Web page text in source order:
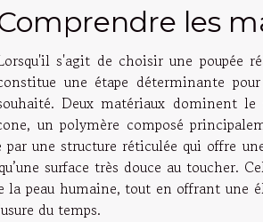
les
s'agit de choisir une poupée
une étape déterminante
Deux matériaux dominent
un polymère composé
par une structure réticulée qui offre
surface très douce au toucher.
la peau humaine, tout en offrant une
du temps.